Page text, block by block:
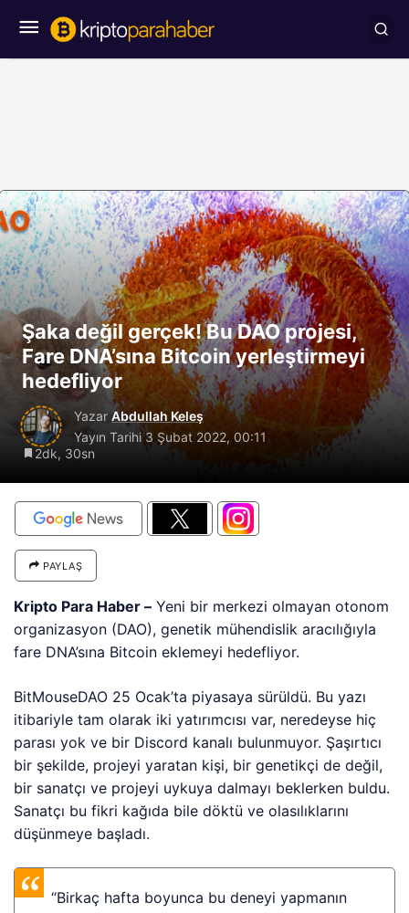
Şaka değil gerçek! Bu DAO projesi,
Fare DNA’sına Bitcoin yerleştirmeyi
hedefliyor
Yazar Abdullah Keleş
Yayın Tarihi3 Şubat 2022, 00:11
2dk, 30sn
PAYLAŞ
Kripto Para Haber – Yeni bir merkezi olmayan otonom
organizasyon (DAO), genetik mühendislik aracılığıyla
fare DNA’sına Bitcoin eklemeyi hedefliyor.
BitMouseDAO 25 Ocak’ta piyasaya sürüldü. Bu yazı
itibariyle tam olarak iki yatırımcısı var, neredeyse hiç
parası yok ve bir Discord kanalı bulunmuyor. Şaşırtıcı
bir şekilde, projeyi yaratan kişi, bir genetikçi de değil,
bir sanatçı ve projeyi uykuya dalmayı beklerken buldu.
Sanatçı bu fikri kağıda bile döktü ve olasılıklarını
düşünmeye başladı.
“Birkaç hafta boyunca bu deneyi yapmanın